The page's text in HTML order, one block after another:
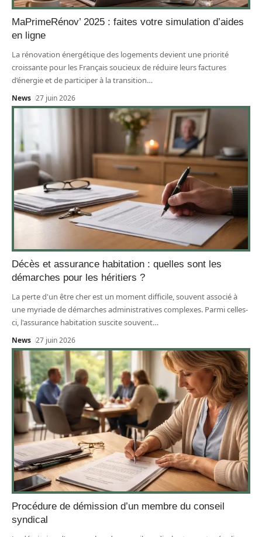
MaPrimeRénov’ 2025 : faites votre simulation d’aides
en ligne
La rénovation énergétique des logements devient une priorité
croissante pour les Français soucieux de réduire leurs factures
d’énergie et de participer à la transition…
News 27 juin 2026
Décès et assurance habitation : quelles sont les
démarches pour les héritiers ?
La perte d'un être cher est un moment difficile, souvent associé à
une myriade de démarches administratives complexes. Parmi celles-
ci, l'assurance habitation suscite souvent…
News 27 juin 2026
Procédure de démission d’un membre du conseil
syndical